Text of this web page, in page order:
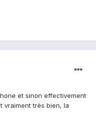
et sinon effectivement
vraiment très bien, la